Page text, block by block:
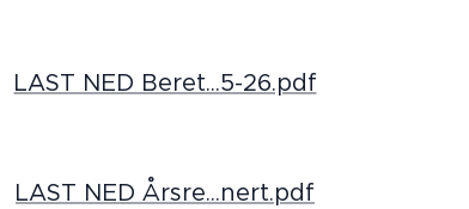
LAST NED Beret...5-26.pdf
LAST NED Årsre...nert.pdf